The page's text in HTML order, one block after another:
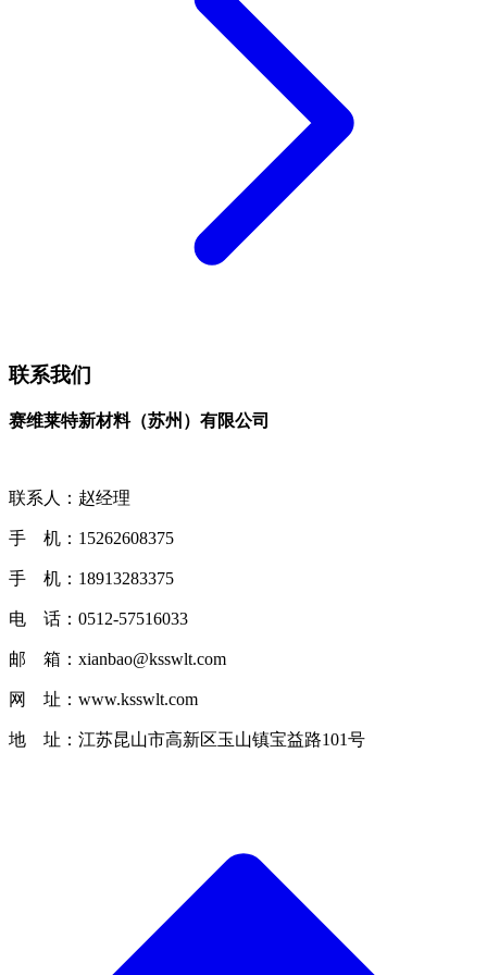
联系我们
赛维莱特新材料（苏州）有限公司
联系人：赵经理
手 机：15262608375
手 机：18913283375
电 话：0512-57516033
邮 箱：xianbao@ksswlt.com
网 址：www.ksswlt.com
地 址：江苏昆山市高新区玉山镇宝益路101号